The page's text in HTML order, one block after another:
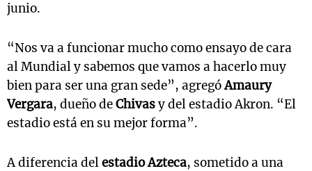
junio.
“Nos va a funcionar mucho como ensayo de cara
al Mundial y sabemos que vamos a hacerlo muy
bien para ser una gran sede”, agregóAmaury
Vergara, dueño deChivasy del estadio Akron. “El
estadio está en su mejor forma”.
A diferencia delestadio Azteca, sometido a una